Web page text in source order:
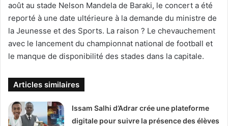
août au stade Nelson Mandela de Baraki, le concert a été
reporté à une date ultérieure à la demande du ministre de
la Jeunesse et des Sports. La raison ? Le chevauchement
avec le lancement du championnat national de football et
le manque de disponibilité des stades dans la capitale.
Articles similaires
Issam Salhi d’Adrar crée une plateforme
digitale pour suivre la présence des élèves